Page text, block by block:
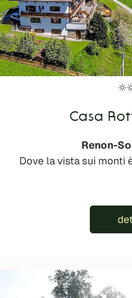
Casa
Renon-
Dove la vista sui monti